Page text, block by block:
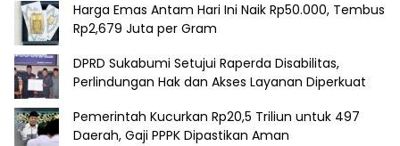
Harga Emas Antam Hari Ini Naik Rp50.000, Tembus
Rp2,679 Juta per Gram
DPRD Sukabumi Setujui Raperda Disabilitas,
Perlindungan Hak dan Akses Layanan Diperkuat
Pemerintah Kucurkan Rp20,5 Triliun untuk 497
Daerah, Gaji PPPK Dipastikan Aman